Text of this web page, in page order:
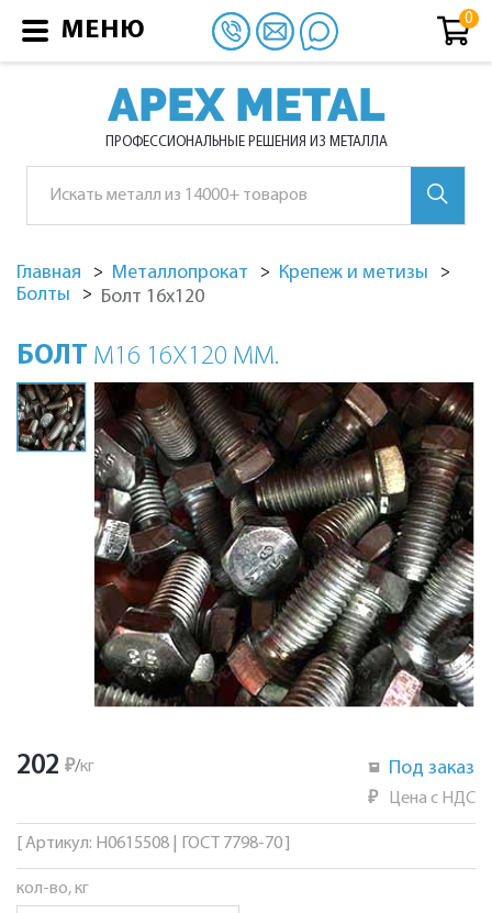
APEX METAL
ПРОФЕССИОНАЛЬНЫЕ РЕШЕНИЯ ИЗ МЕТАЛЛА
Главная Металлопрокат
Крепеж и метизы
Болты
Болт 16х120
БОЛТ М16 16Х120 ММ.
202 ₽/кг Под заказ
₽ Цена с НДС
[ Артикул: Н0615508 | ГОСТ 7798-70 ]
кол-во, кг
МЕНЮ